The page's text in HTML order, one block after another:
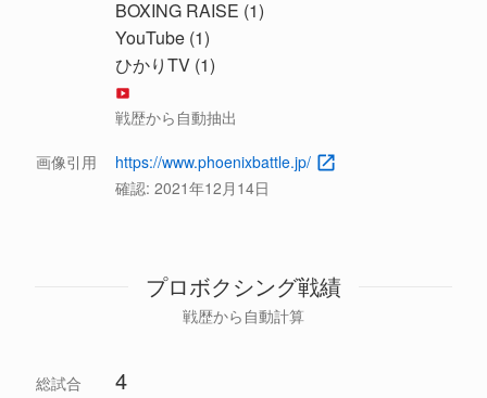
BOXING RAISE (1)
YouTube (1)
ひかりTV (1)
戦歴から自動抽出
画像引用
https://www.phoenixbattle.jp/
確認: 2021年12月14日
プロボクシング戦績
戦歴から自動計算
総試合 4